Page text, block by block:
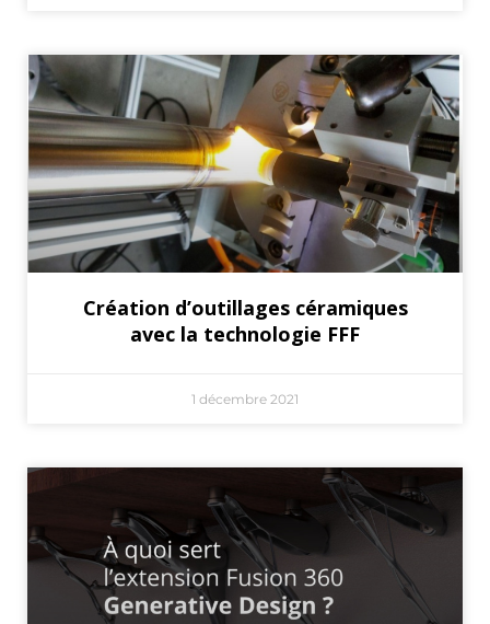
Création d’outillages céramiques
avec la technologie FFF
1 décembre 2021